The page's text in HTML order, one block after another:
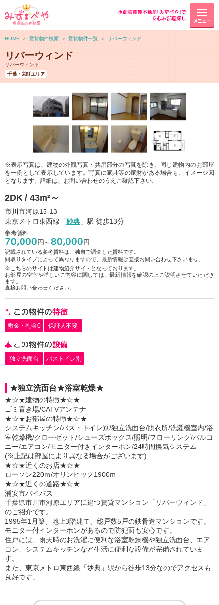
水商売賃貸不動産｢みずべや｣で
安心お部屋探し
メニュー
HOME ＞ 賃貸物件検索 ＞ 賃貸物件一覧 ＞ リバーウィンド
リバーウィンド
リバーウィンド
千葉・栄町エリア
※表示写真は、建物の外観写真・共用部分の写真を除き、同じ建物内のお部屋
を一例として表示しています。写真に家具等の家財がある場合も、イメージ図
となります。詳細は、お問い合わせのうえご確認下さい。
2DK / 43m²～
市川市河原15-13
東京メトロ東西線「妙典 」駅 徒歩13分
参考賃料
70,000円～80,000円
記載されている参考賃料は、独自で調査した賃料です。
間取りタイプによって異なりますので、最新情報は直接お問い合わせ下さいませ。
※こちらのサイトは建物紹介サイトとなっております。
お部屋の空室や詳しいご内容に関しては、最新情報を確認の上ご説明させていただき
ます。
直接お問い合わせください。
この物件の特徴
敷金・礼金0 保証人不要
この物件の設備
独立洗面台 バストイレ別
★独立洗面台★浴室乾燥★
★☆★建物の特徴★☆★
ゴミ置き場/CATVアンテナ
★☆★お部屋の特徴★☆★
システムキッチン/バス・トイレ別/独立洗面台/脱衣所/洗濯機室内/浴
室乾燥機/クローゼット/シューズボックス/照明/フローリング/バルコ
ニー/エアコン/モニター付きインターホン/24時間換気システム
(※上記は部屋により異なる場合がございます)
★☆★近くのお店★☆★
ローソン220ｍ/オリンピック1900ｍ
★☆★近くの道路★☆★
浦安市バイパス
千葉県市川市河原エリアに建つ賃貸マンション「リバーウィンド」
のご紹介です。
1995年1月築、地上3階建て、総戸数5戸の鉄骨造マンションです。
モニター付インターホンがあるので防犯面も安心です。
住戸には、雨天時のお洗濯に便利な浴室乾燥機や独立洗面台、エア
コン、システムキッチンなど生活に便利な設備が完備されていま
す。
また、東京メトロ東西線「妙典」駅から徒歩13分なのでアクセスも
良好です。